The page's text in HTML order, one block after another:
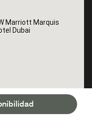
Marriott Marquis
Dubai
Marriott Marquis
Dubai